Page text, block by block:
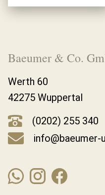
Baeumer & Co.
Werth 60
42275 Wuppertal
(0202) 255 340
info@baeumer-